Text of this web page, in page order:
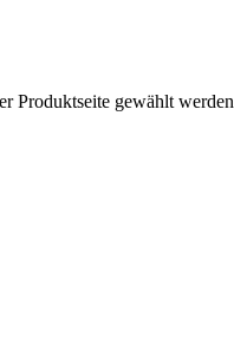
Produktseite gewählt werden